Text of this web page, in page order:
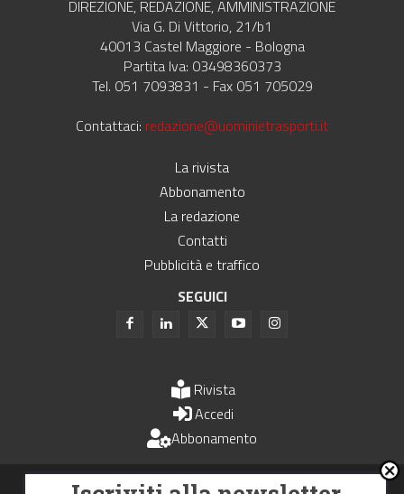
DIREZIONE, REDAZIONE, AMMINISTRAZIONE
Via G. Di Vittorio, 21/b1
40013 Castel Maggiore - Bologna
Partita Iva: 03498360373
Tel. 051 7093831 - Fax 051 705029
Contattaci: redazione@uominietrasporti.it
La rivista
Abbonamento
La redazione
Contatti
Pubblicità e traffico
SEGUICI
Rivista
Accedi
Abbonamento
Uomini e Trasporti è un periodico associato all'Unione Stampa